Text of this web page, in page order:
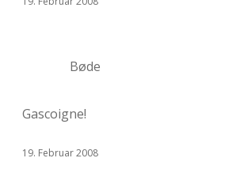
Bøde
Gascoigne!
19. Februar 2008